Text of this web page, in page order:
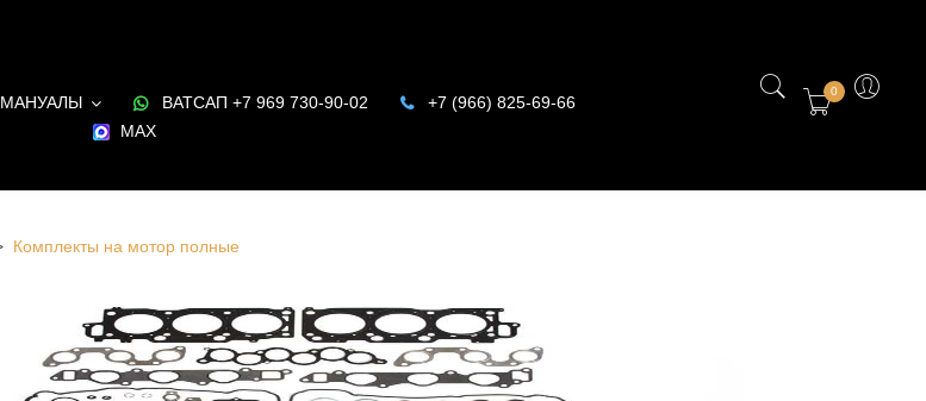
МАНУАЛЫ ВАТСАП +7 969 730-90-02
+7 (966) 825-69-66
MAX
0
Комплекты на мотор полные